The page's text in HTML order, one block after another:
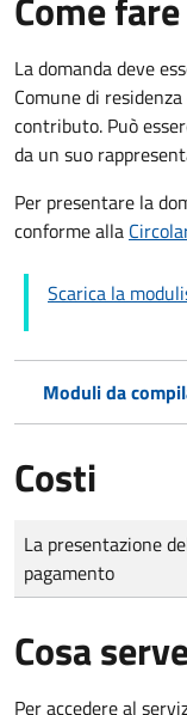
La domanda deve
Comune di
contributo. Può
da un suo
Per presentare la
conforme alla
Scarica la
Moduli da
Costi
Tipo di pagamento
Importo
La presentazione
pagamento
Cosa
Per accedere al